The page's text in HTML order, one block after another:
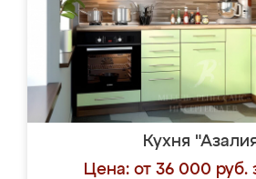
Кухня
Цена: от 36 000 руб.